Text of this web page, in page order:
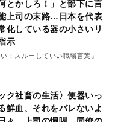
とかしろ！」と部下に言
上司の末路…日本を代表
化している器の小さいリ
示
：スルーしていい職場言葉』
ク社畜の生活〉便器いっ
鮮血、それをバレないよ